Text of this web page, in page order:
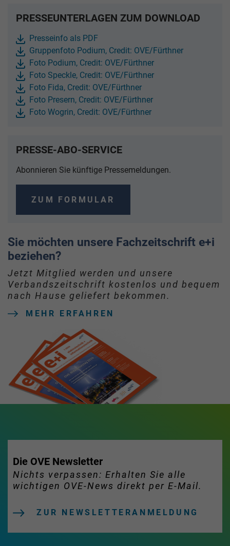
PRESSEUNTERLAGEN ZUM DOWNLOAD
Presseinfo als PDF
Gruppenfoto Podium, Credit: OVE/Fürthner
Foto Podium, Credit: OVE/Fürthner
Foto Speckle, Credit: OVE/Fürthner
Foto Fida, Credit: OVE/Fürthner
Foto Presern, Credit: OVE/Fürthner
Foto Wogrin, Credit: OVE/Fürthner
PRESSE-ABO-SERVICE
Abonnieren Sie künftige Pressemeldungen.
ZUM FORMULAR
Sie möchten unsere Fachzeitschrift e+i
beziehen?
Jetzt Mitglied werden und unsere
Verbandszeitschrift kostenlos und bequem
nach Hause geliefert bekommen.
MEHR ERFAHREN
Die OVE Newsletter
Nichts verpassen: Erhalten Sie alle
wichtigen OVE-News direkt per E-Mail.
ZUR NEWSLETTERANMELDUNG